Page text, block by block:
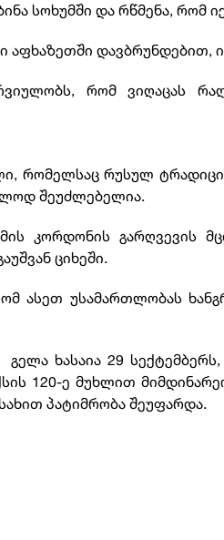
სოხუმში და რწმენა, რომ
აფხაზეთში დავბრუნდებით,
რომ ვიღაცას
რომელსაც რუსულ
შეუძლებელია.
კორდონის გარღვევის
ციხეში.
ასეთ უსამართლობას
ხასაია 29 სექტემბერს,
120-ე მუხლით
პატიმრობა შეუფარდა.